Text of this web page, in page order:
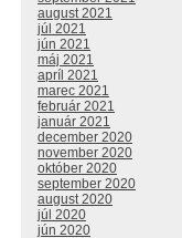
august 2021
júl 2021
jún 2021
máj 2021
apríl 2021
marec 2021
február 2021
január 2021
december 2020
november 2020
október 2020
september 2020
august 2020
júl 2020
jún 2020